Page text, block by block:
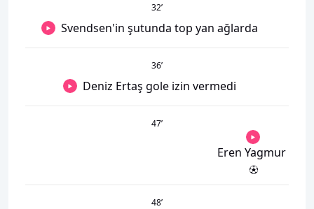
32’
Svendsen'in şutunda top yan ağlarda
36’
Deniz Ertaş gole izin vermedi
47’
Eren Yagmur
48’